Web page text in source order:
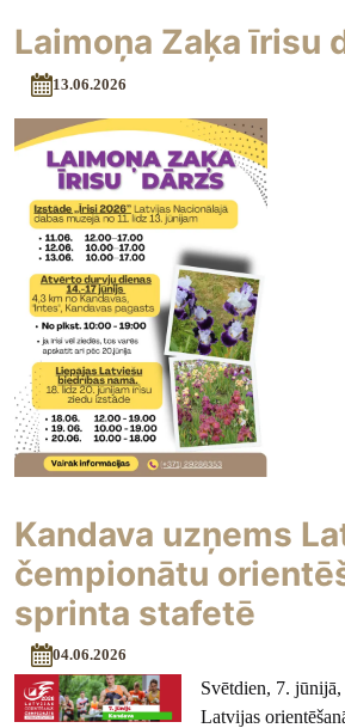
Laimoņa Zaķa īrisu
13.06.2026
Kandava uzņems
čempionātu
sprinta stafetē
04.06.2026
Svētdien, 7.
Latvijas